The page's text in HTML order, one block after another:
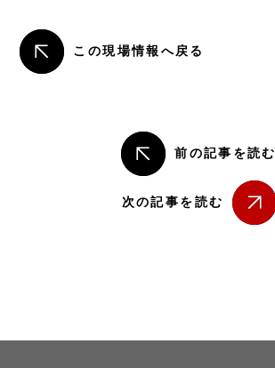
この現場情報へ戻る
前の記事を読む
次の記事を読む